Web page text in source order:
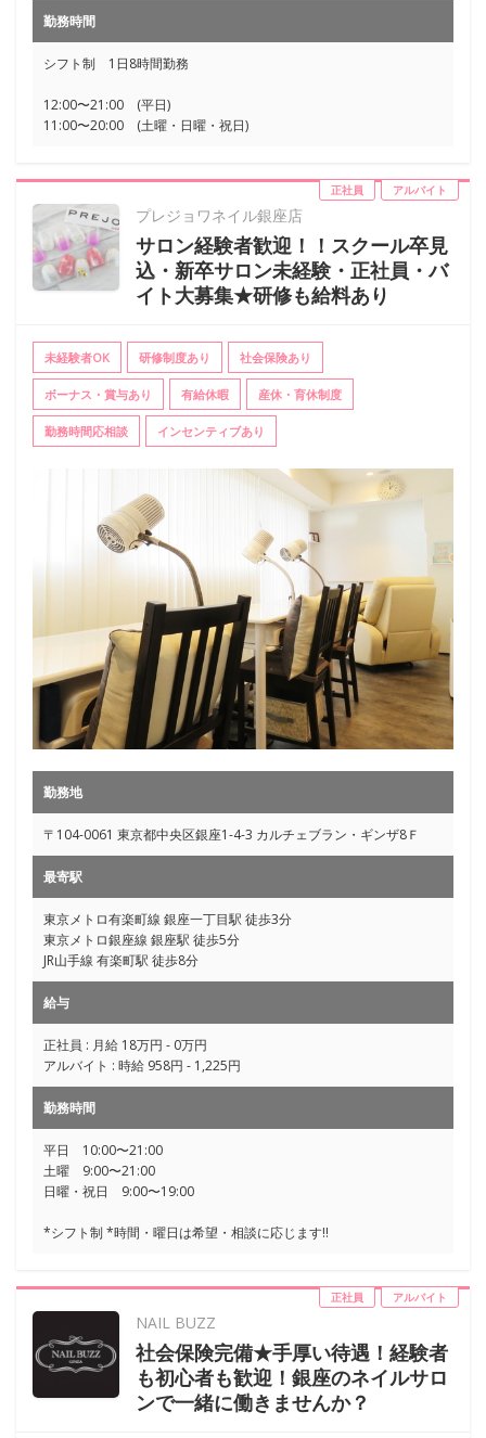
勤務時間
シフト制 1日8時間勤務
12:00〜21:00 (平日)
11:00〜20:00 (土曜・日曜・祝日)
正社員 アルバイト
プレジョワネイル銀座店
サロン経験者歓迎！！スクール卒見
込・新卒サロン未経験・正社員・バ
イト大募集★研修も給料あり
未経験者OK 研修制度あり 社会保険あり
ボーナス・賞与あり 有給休暇 産休・育休制度
勤務時間応相談 インセンティブあり
勤務地
〒104-0061 東京都中央区銀座1-4-3 カルチェブラン・ギンザ8Ｆ
最寄駅
東京メトロ有楽町線 銀座一丁目駅 徒歩3分
東京メトロ銀座線 銀座駅 徒歩5分
JR山手線 有楽町駅 徒歩8分
給与
正社員 : 月給 18万円 - 0万円
アルバイト : 時給 958円 - 1,225円
勤務時間
平日 10:00〜21:00
土曜 9:00〜21:00
日曜・祝日 9:00〜19:00
*シフト制 *時間・曜日は希望・相談に応じます!!
正社員 アルバイト
NAIL BUZZ
社会保険完備★手厚い待遇！経験者
も初心者も歓迎！銀座のネイルサロ
ンで一緒に働きませんか？